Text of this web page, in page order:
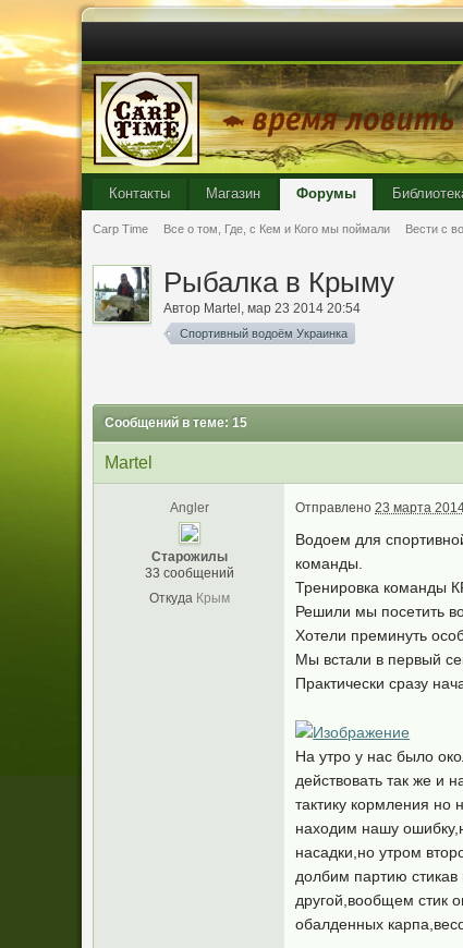
Контакты Магазин Форумы
Carp Time Все о том, Где, с Кем и Кого мы поймали Вести с
Рыбалка в Крыму
Автор Martel , мар 23 2014 20:54
Спортивный водоём Украинка
Сообщений в теме: 15
Martel
Angler
Старожилы
33 сообщений
Откуда Крым
Отправлено23 марта
Водоем для
команды.
Тренировка команды
Решили мы посетить
Хотели преминуть
Мы встали в первый
Практически сразу
На утро у нас было
действовать так же и
тактику кормления но
находим нашу
насадки,но утром
долбим партию
другой,вообщем стик
обалденных